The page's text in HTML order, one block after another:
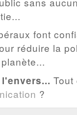
font
réduire la
Tout
?